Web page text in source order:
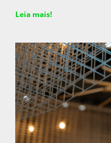
Leia mais!